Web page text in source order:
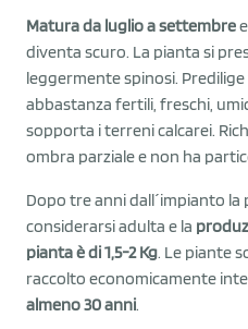
Matura da luglio a settembre
diventa scuro. La pianta si
leggermente spinosi.
abbastanza fertili, freschi,
sopporta i terreni calcarei.
ombra parziale e non ha
Dopo tre anni dall´impianto
considerarsi adulta e la
pianta è di 1,5-2 Kg. Le piante
raccolto economicamente
almeno 30 anni.